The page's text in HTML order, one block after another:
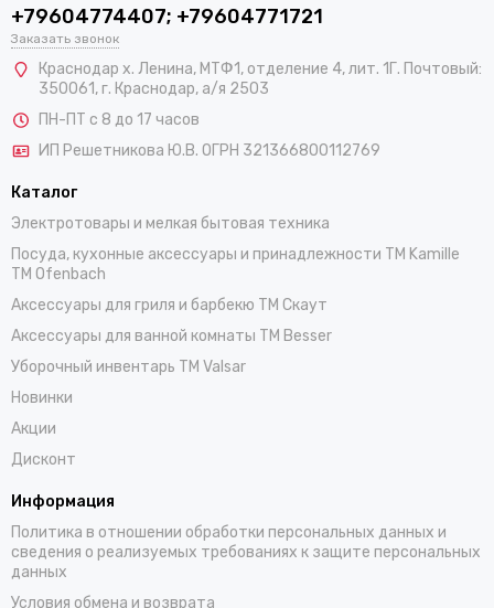
+79604774407; +79604771721
Заказать звонок
Краснодар х. Ленина, МТФ1, отделение 4, лит. 1Г. Почтовый:
350061, г. Краснодар, а/я 2503
ПН-ПТ с 8 до 17 часов
ИП Решетникова Ю.В. ОГРН 321366800112769
Каталог
Электротовары и мелкая бытовая техника
Посуда, кухонные аксессуары и принадлежности TM Kamille
TM Ofenbach
Аксессуары для гриля и барбекю TM Скаут
Аксессуары для ванной комнаты TM Besser
Уборочный инвентарь TM Valsar
Новинки
Акции
Дисконт
Информация
Политика в отношении обработки персональных данных и
сведения о реализуемых требованиях к защите персональных
данных
Условия обмена и возврата